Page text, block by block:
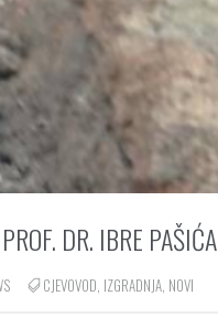
DR. IBRE PAŠIĆA
CJEVOVOD, IZGRADNJA, NOVI